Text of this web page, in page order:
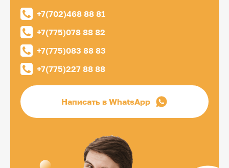
+7(702)468 88 81
+7(775)078 88 82
+7(775)083 88 83
+7(775)227 88 88
Написать в WhatsApp